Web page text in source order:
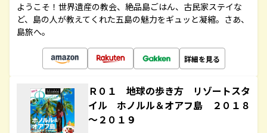
ようこそ！世界遺産の教会、絶品島ごはん、古民家ステイな
ど、島の人が教えてくれた五島の魅力をギュッと凝縮。さあ、
島旅へ。
詳細を見る
Ｒ０１ 地球の歩き方 リゾートスタ
イル ホノルル＆オアフ島 ２０１８
～２０１９